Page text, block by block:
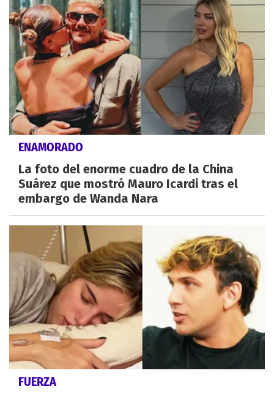
ENAMORADO
La foto del enorme cuadro de la China
Suárez que mostró Mauro Icardi tras el
embargo de Wanda Nara
FUERZA